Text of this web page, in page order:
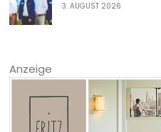
3. AUGUST 2026
Anzeige